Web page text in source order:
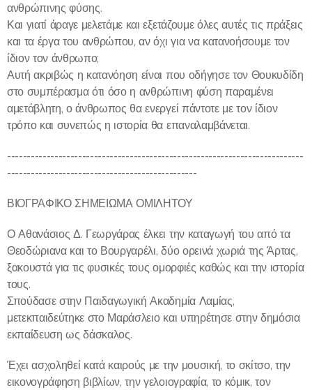
ανθρώπινης φύσης.
Και γιατί άραγε μελετάμε και εξετάζουμε όλες αυτές τις πράξεις
και τα έργα του ανθρώπου, αν όχι για να κατανοήσουμε τον
ίδιον τον άνθρωπο;
Αυτή ακριβώς η κατανόηση είναι που οδήγησε τον Θουκυδίδη
στο συμπέρασμα ότι όσο η ανθρώπινη φύση παραμένει
αμετάβλητη, ο άνθρωπος θα ενεργεί πάντοτε με τον ίδιον
τρόπο και συνεπώς η ιστορία θα επαναλαμβάνεται.
---------------------------------------------------------------------------
------------------------------------------------
ΒΙΟΓΡΑΦΙΚΟ ΣΗΜΕΙΩΜΑ ΟΜΙΛΗΤΟΥ
Ο Αθανάσιος Δ. Γεωργάρας έλκει την καταγωγή του από τα
Θεοδώριανα και το Βουργαρέλι, δύο ορεινά χωριά της Άρτας,
ξακουστά για τις φυσικές τους ομορφιές καθώς και την ιστορία
τους.
Σπούδασε στην Παιδαγωγική Ακαδημία Λαμίας,
μετεκπαιδεύτηκε στο Μαράσλειο και υπηρέτησε στην δημόσια
εκπαίδευση ως δάσκαλος.
Έχει ασχοληθεί κατά καιρούς με την μουσική, το σκίτσο, την
εικονογράφηση βιβλίων, την γελοιογραφία, το κόμικ, τον